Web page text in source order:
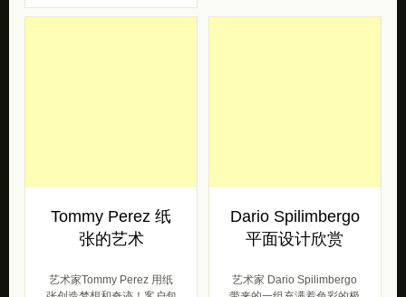
Tommy Perez 纸
张的艺术
艺术家Tommy Perez 用纸
Dario Spilimbergo
平面设计欣赏
艺术家 Dario Spilimbergo